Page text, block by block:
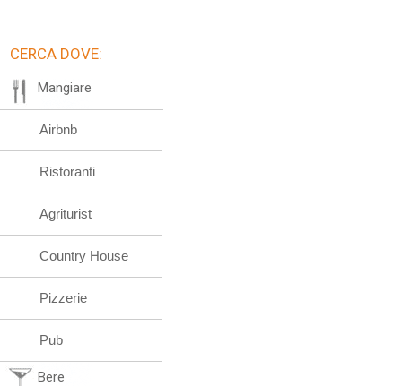
CERCA DOVE:
Mangiare
Airbnb
Ristoranti
Agriturist
Country House
Pizzerie
Pub
Bere